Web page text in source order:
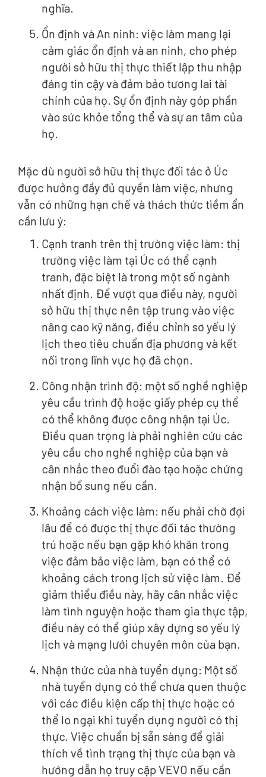
nghĩa.
Ổn định và An ninh: việc làm mang lại
cảm giác ổn định và an ninh, cho phép
người sở hữu thị thực thiết lập thu nhập
đáng tin cậy và đảm bảo tương lai tài
chính của họ. Sự ổn định này góp phần
vào sức khỏe tổng thể và sự an tâm của
họ.
Mặc dù người sở hữu thị thực đối tác ở Úc
được hưởng đầy đủ quyền làm việc, nhưng
vẫn có những hạn chế và thách thức tiềm ẩn
cần lưu ý:
Cạnh tranh trên thị trường việc làm: thị
trường việc làm tại Úc có thể cạnh
tranh, đặc biệt là trong một số ngành
nhất định. Để vượt qua điều này, người
sở hữu thị thực nên tập trung vào việc
nâng cao kỹ năng, điều chỉnh sơ yếu lý
lịch theo tiêu chuẩn địa phương và kết
nối trong lĩnh vực họ đã chọn.
Công nhận trình độ: một số nghề nghiệp
yêu cầu trình độ hoặc giấy phép cụ thể
có thể không được công nhận tại Úc.
Điều quan trọng là phải nghiên cứu các
yêu cầu cho nghề nghiệp của bạn và
cân nhắc theo đuổi đào tạo hoặc chứng
nhận bổ sung nếu cần.
Khoảng cách việc làm: nếu phải chờ đợi
lâu để có được thị thực đối tác thường
trú hoặc nếu bạn gặp khó khăn trong
việc đảm bảo việc làm, bạn có thể có
khoảng cách trong lịch sử việc làm. Để
giảm thiểu điều này, hãy cân nhắc việc
làm tình nguyện hoặc tham gia thực tập,
điều này có thể giúp xây dựng sơ yếu lý
lịch và mạng lưới chuyên môn của bạn.
Nhận thức của nhà tuyển dụng: Một số
nhà tuyển dụng có thể chưa quen thuộc
với các điều kiện cấp thị thực hoặc có
thể lo ngại khi tuyển dụng người có thị
thực. Việc chuẩn bị sẵn sàng để giải
thích về tình trạng thị thực của bạn và
hướng dẫn họ truy cập VEVO nếu cần